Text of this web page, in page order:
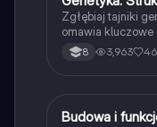
Zgłębiaj tajniki
omawia kluczowe
kariotyp oraz
klasy 8, aby
8 3,963 46
BBiologia
Budowa i